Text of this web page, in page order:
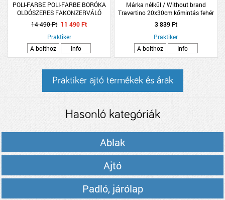
POLI-FARBE POLI-FARBE BORÓKA
OLDÓSZERES FAKONZERVÁLÓ
VÉKONYLAZÚR 2,5L FB08
PALISZANDER
14 490 Ft 11 490 Ft
Praktiker
A bolthoz
Info
Márka nélkül / Without brand
Travertino 20x30cm kőmintás fehér
fényes fali csempe
3 839 Ft
Praktiker
A bolthoz
Info
Praktiker ajtó termékek és árak
Hasonló kategóriák
Ablak
Ajtó
Padló, járólap